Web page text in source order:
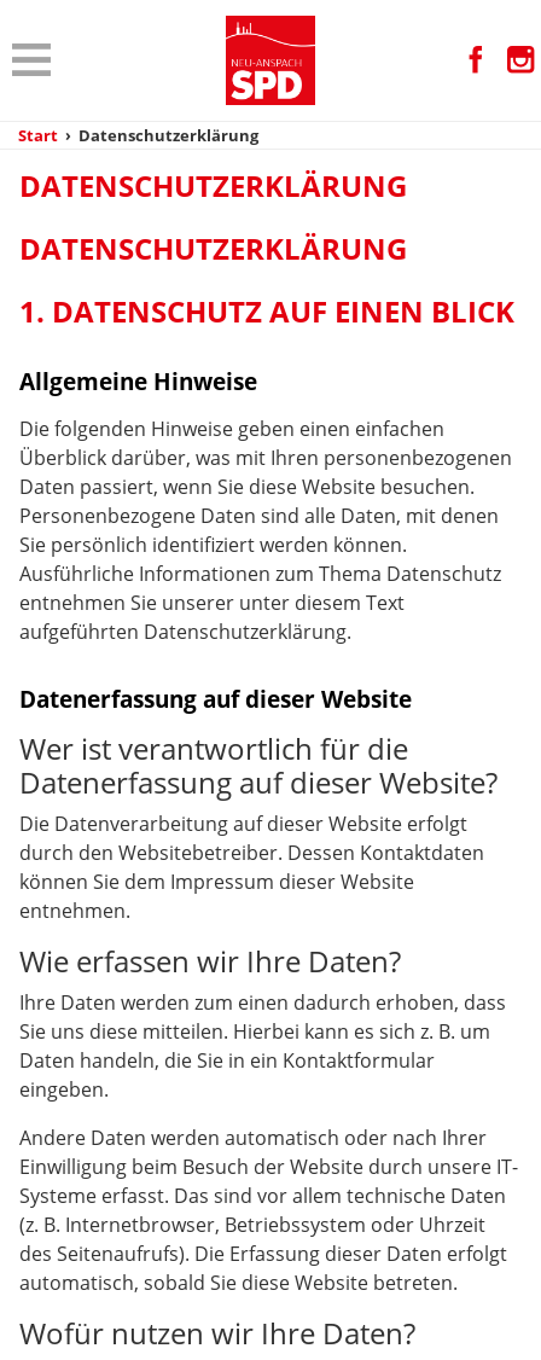
Start › Datenschutzerklärung
DATENSCHUTZERKLÄRUNG
DATENSCHUTZ­ERKLÄRUNG
1. DATENSCHUTZ AUF EINEN BLICK
Allgemeine Hinweise
Die folgenden Hinweise geben einen einfachen
Überblick darüber, was mit Ihren personenbezogenen
Daten passiert, wenn Sie diese Website besuchen.
Personenbezogene Daten sind alle Daten, mit denen
Sie persönlich identifiziert werden können.
Ausführliche Informationen zum Thema Datenschutz
entnehmen Sie unserer unter diesem Text
aufgeführten Datenschutzerklärung.
Datenerfassung auf dieser Website
Wer ist verantwortlich für die
Datenerfassung auf dieser Website?
Die Datenverarbeitung auf dieser Website erfolgt
durch den Websitebetreiber. Dessen Kontaktdaten
können Sie dem Impressum dieser Website
entnehmen.
Wie erfassen wir Ihre Daten?
Ihre Daten werden zum einen dadurch erhoben, dass
Sie uns diese mitteilen. Hierbei kann es sich z. B. um
Daten handeln, die Sie in ein Kontaktformular
eingeben.
Andere Daten werden automatisch oder nach Ihrer
Einwilligung beim Besuch der Website durch unsere IT-
Systeme erfasst. Das sind vor allem technische Daten
(z. B. Internetbrowser, Betriebssystem oder Uhrzeit
des Seitenaufrufs). Die Erfassung dieser Daten erfolgt
automatisch, sobald Sie diese Website betreten.
Wofür nutzen wir Ihre Daten?